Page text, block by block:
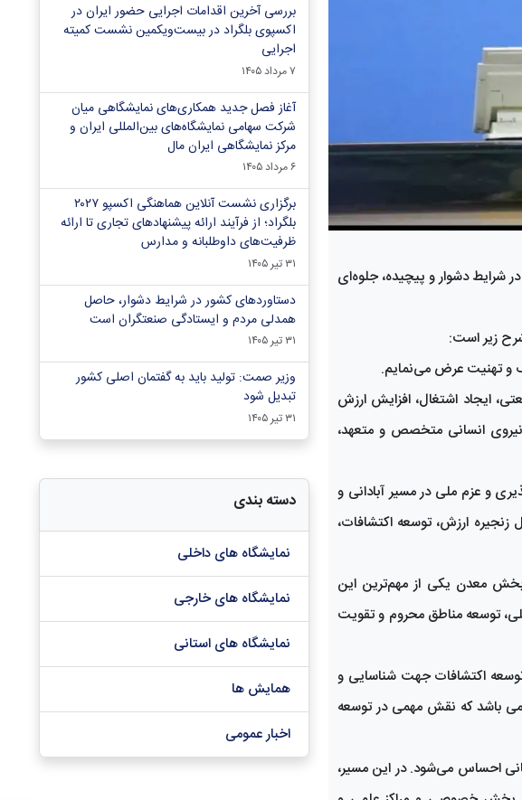
شرایط دشوار و پیچیده، جلوه‌ای
زیر است:
و تهنیت عرض می‌نمایم.
ایجاد اشتغال، افزایش ارزش
نیروی انسانی متخصص و متعهد،
و عزم ملی در مسیر آبادانی و
ارزش، توسعه اکتشافات،
بخش معدن یکی از مهم‌ترین این
توسعه مناطق محروم و تقویت
توسعه اکتشافات جهت شناسایی و
باشد که نقش مهمی در توسعه
احساس می‌شود. در این مسیر،
بررسی آخرین اقدامات اجرایی حضور ایران در
اکسپوی بلگراد در بیست‌ویکمین نشست کمیته
اجرایی
۷ مرداد ۱۴۰۵
آغاز فصل جدید همکاری‌های نمایشگاهی میان
شرکت سهامی نمایشگاه‌های بین‌المللی ایران و
مرکز نمایشگاهی ایران‌ مال
۶ مرداد ۱۴۰۵
برگزاری نشست آنلاین هماهنگی اکسپو ۲۰۲۷
بلگراد؛ از فرآیند ارائه پیشنهادهای تجاری تا ارائه
ظرفیت‌های داوطلبانه و مدارس
۳۱ تیر ۱۴۰۵
دستاوردهای کشور در شرایط دشوار، حاصل
همدلی مردم و ایستادگی صنعتگران است
۳۱ تیر ۱۴۰۵
وزیر صمت: تولید باید به گفتمان اصلی کشور
تبدیل شود
۳۱ تیر ۱۴۰۵
دسته بندی
نمایشگاه های داخلی
نمایشگاه های خارجی
نمایشگاه های استانی
همایش ها
اخبار عمومی